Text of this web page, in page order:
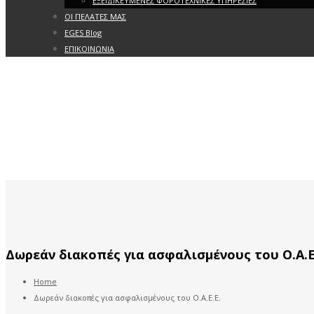
ΟΙ ΠΕΛΑΤΕΣ ΜΑΣ
EGES Blog
ΕΠΙΚΟΙΝΩΝΙΑ
Δωρεάν διακοπές για ασφαλισμένους του
Home
Δωρεάν διακοπές για ασφαλισμένους του Ο.Α.Ε.Ε.